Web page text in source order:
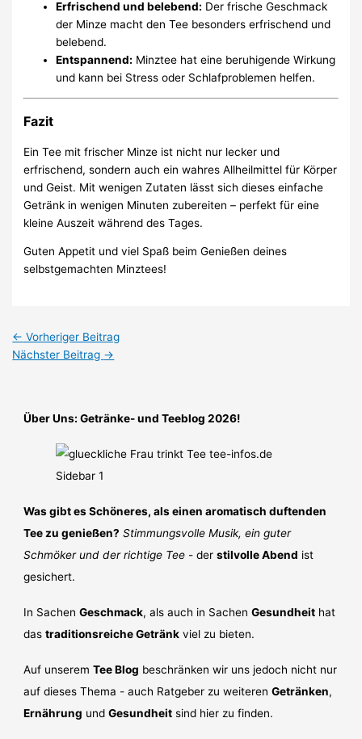
Erfrischend und belebend: Der frische Geschmack
der Minze macht den Tee besonders erfrischend und
belebend.
Entspannend: Minztee hat eine beruhigende Wirkung
und kann bei Stress oder Schlafproblemen helfen.
Fazit
Ein Tee mit frischer Minze ist nicht nur lecker und
erfrischend, sondern auch ein wahres Allheilmittel für Körper
und Geist. Mit wenigen Zutaten lässt sich dieses einfache
Getränk in wenigen Minuten zubereiten – perfekt für eine
kleine Auszeit während des Tages.
Guten Appetit und viel Spaß beim Genießen deines
selbstgemachten Minztees!
← Vorheriger Beitrag
Nächster Beitrag →
Über Uns: Getränke- und Teeblog 2026!
Was gibt es Schöneres, als einen aromatisch duftenden
Tee zu genießen? Stimmungsvolle Musik, ein guter
Schmöker und der richtige Tee - derstilvolle Abend ist
gesichert.
In SachenGeschmack, als auch in SachenGesundheit hat
dastraditionsreiche Getränk viel zu bieten.
Auf unseremTee Blog beschränken wir uns jedoch nicht nur
auf dieses Thema - auch Ratgeber zu weiterenGetränken,
Ernährung undGesundheit sind hier zu finden.